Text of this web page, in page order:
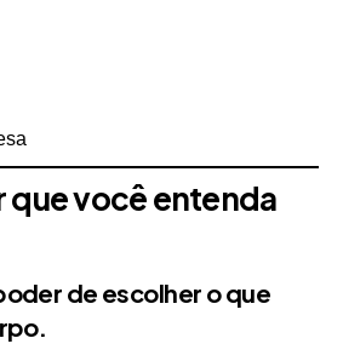
que você entenda
de escolher o que